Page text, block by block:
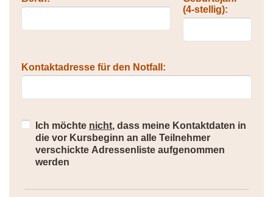
(4-stellig):
Kontaktadresse für den Notfall:
Ich möchte nicht, dass meine Kontaktdaten in
die vor Kursbeginn an alle Teilnehmer
verschickte Adressenliste aufgenommen
werden